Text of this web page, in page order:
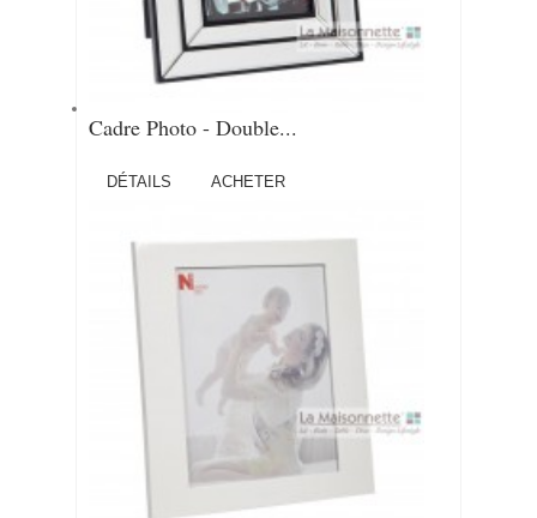
Cadre Photo - Double...
DÉTAILS ACHETER